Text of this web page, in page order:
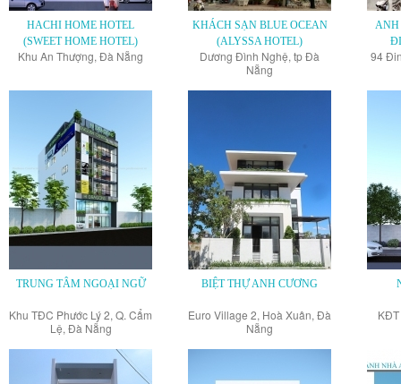
HACHI HOME HOTEL
(SWEET HOME HOTEL)
Khu An Thượng, Đà Nẵng
KHÁCH SẠN BLUE OCEAN
(ALYSSA HOTEL)
Dương Đình Nghệ, tp Đà
Nẵng
ANH
94
TRUNG TÂM NGOẠI NGỮ
Khu TĐC Phước Lý 2, Q. Cẩm
Lệ, Đà Nẵng
BIỆT THỰ ANH CƯƠNG
Euro Village 2, Hoà Xuân, Đà
Nẵng